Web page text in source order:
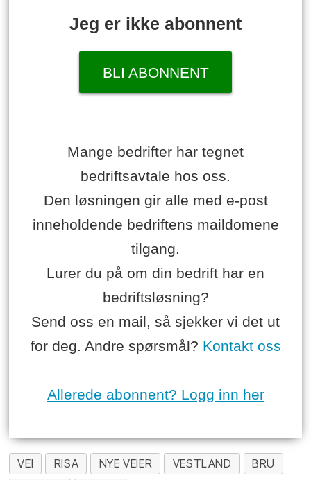
Jeg er ikke abonnent
BLI ABONNENT
Mange bedrifter har tegnet
bedriftsavtale hos oss.
Den løsningen gir alle med e-post
inneholdende bedriftens maildomene
tilgang.
Lurer du på om din bedrift har en
bedriftsløsning?
Send oss en mail, så sjekker vi det ut
for deg. Andre spørsmål? Kontakt oss
Allerede abonnent? Logg inn her
VEI RISA NYE VEIER VESTLAND
BRU